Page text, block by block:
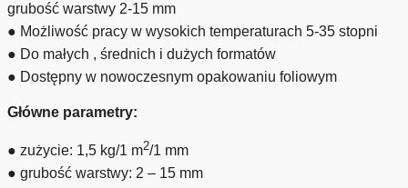
grubość warstwy 2-15 mm
● Możliwość pracy w wysokich temperaturach 5-35 stopni
● Do małych , średnich i dużych formatów
● Dostępny w nowoczesnym opakowaniu foliowym
Główne parametry:
● zużycie: 1,5 kg/1 m2/1 mm
● grubość warstwy: 2 – 15 mm